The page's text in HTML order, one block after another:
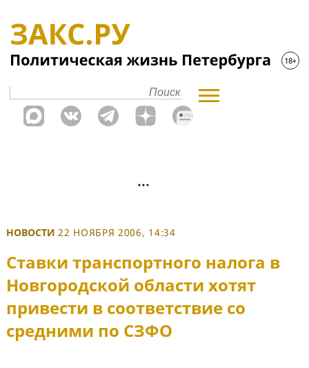
НОВОСТИ 22 НОЯБРЯ 2006, 14:34
Ставки транспортного налога в
Новгородской области хотят
привести в соответствие со
средними по СЗФО